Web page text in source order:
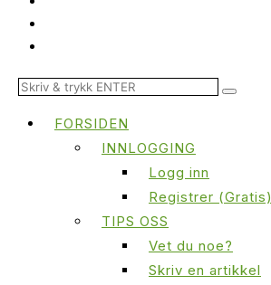
FORSIDEN
INNLOGGING
Logg inn
Registrer (Gratis)
TIPS OSS
Vet du noe?
Skriv en artikkel